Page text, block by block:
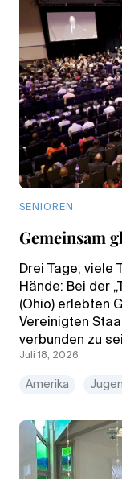
SENIOREN
Gemeinsam
Drei Tage, viele
Hände: Bei der
(Ohio) erlebten
Vereinigten
verbunden zu
Juli 18, 2026
Amerika